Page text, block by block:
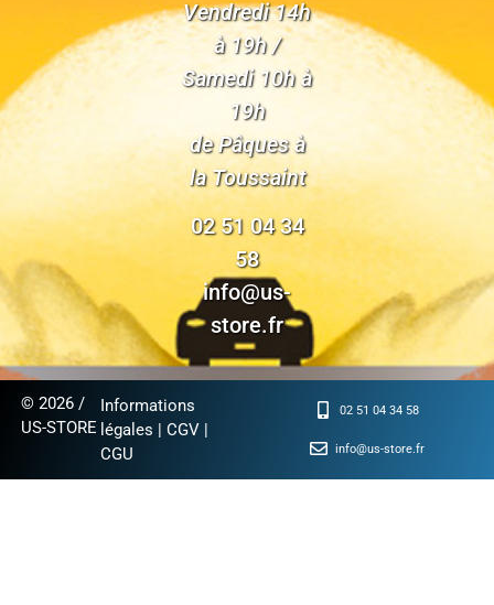
Vendredi 14h
à 19h /
Samedi 10h à
19h
de Pâques à
la Toussaint
02 51 04 34
58
info@us-
store.fr
© 2026 /
US-STORE
Informations
légales |CGV |
CGU
02 51 04 34 58
info@us-store.fr